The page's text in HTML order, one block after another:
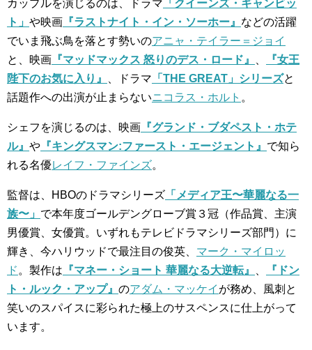
カップルを演じるのは、ドラマ 「クイーンズ・ギャンビッ
ト」 や映画 『ラストナイト・イン・ソーホー』 などの活躍
でいま飛ぶ鳥を落とす勢いのアニャ・テイラー＝ジョイ
と、映画 『マッドマックス 怒りのデス・ロード』
『女王
陛下のお気に入り』
、ドラマ 「THE GREAT」シリーズと
話題作への出演が止まらないニコラス・ホルト 。
シェフを演じるのは、映画 『グランド・ブダペスト・ホテ
ル』 や 『キングスマン:ファースト・エージェント』 で知ら
れる名優レイフ・ファインズ。
監督は、HBOのドラマシリーズ 「メディア王〜華麗なる一
族〜」 で本年度ゴールデングローブ賞３冠（作品賞、主演
男優賞、女優賞。いずれもテレビドラマシリーズ部門）に
輝き、今ハリウッドで最注目の俊英、 マーク・マイロッ
ド 。製作は 『マネー・ショート 華麗なる大逆転』
『ドン
ト・ルック・アップ』 のアダム・マッケイ が務め、風刺と
笑いのスパイスに彩られた極上のサスペンスに仕上がって
います。